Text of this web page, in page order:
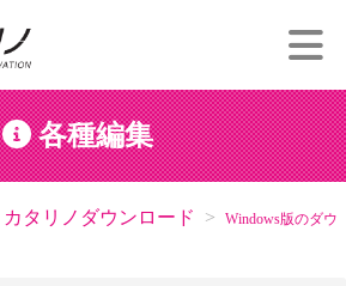
各種編集
カタリノダウンロード
Windows版のダウ